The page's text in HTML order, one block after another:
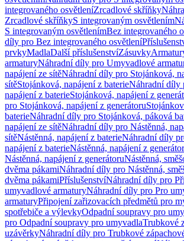
integrovaného osvětleníZrcadlové skříňky
Zrcadlové skříňkyS integrovaným osvětlením
S integrovaným osvětlenímBez integrovaného
díly pro Bez integrovaného osvětlení
prvkyMadlaDalší příslušenstvíZásuvky
armaturyNáhradní díly pro Umyvadlové
napájení ze sítěNáhradní díly pro Stojánková,
sítěStojánková, napájení z baterieNáhradní díly
napájení z baterieStojánková, napájení z
pro Stojánková, napájení z generátoru
baterieNáhradní díly pro Stojánková, páková
napájení ze sítěNáhradní díly pro Nástěnná,
sítěNástěnná, napájení z baterieNáhradní díly
napájení z baterieNástěnná, napájení z
Nástěnná, napájení z generátoruNástěnná,
dvěma pákamiNáhradní díly pro Nástěnná,
dvěma pákamiPříslušenstvíNáhradní díly pro
umyvadlové armaturyNáhradní díly pro Pro
armaturyPřipojení zařizovacích předmětů pro
spotřebiče a výlevkyOdpadní soupravy pro
pro Odpadní soupravy pro umyvadlaTrubkové
uzávěrkyNáhradní díly pro Trubkové